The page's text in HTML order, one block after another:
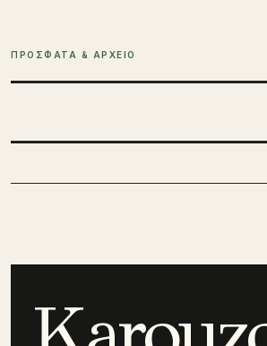
ΠΡΟΣΦΑΤΑ & ΑΡΧΕΙΟ